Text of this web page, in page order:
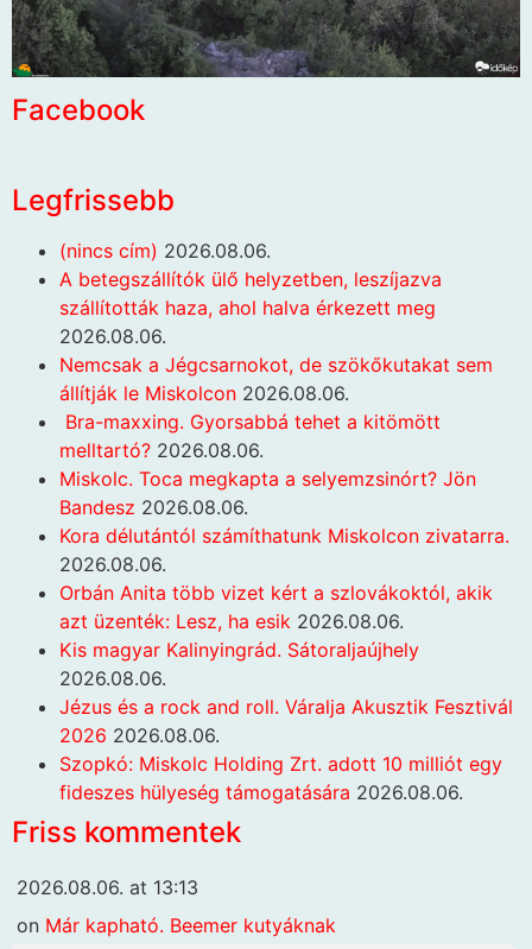
Facebook
Legfrissebb
(nincs cím) 2026.08.06.
A betegszállítók ülő helyzetben, leszíjazva
szállították haza, ahol halva érkezett meg
2026.08.06.
Nemcsak a Jégcsarnokot, de szökőkutakat sem
állítják le Miskolcon 2026.08.06.
Bra-maxxing. Gyorsabbá tehet a kitömött
melltartó? 2026.08.06.
Miskolc. Toca megkapta a selyemzsinórt? Jön
Bandesz 2026.08.06.
Kora délutántól számíthatunk Miskolcon zivatarra.
2026.08.06.
Orbán Anita több vizet kért a szlovákoktól, akik
azt üzenték: Lesz, ha esik 2026.08.06.
Kis magyar Kalinyingrád. Sátoraljaújhely
2026.08.06.
Jézus és a rock and roll. Váralja Akusztik Fesztivál
2026 2026.08.06.
Szopkó: Miskolc Holding Zrt. adott 10 milliót egy
fideszes hülyeség támogatására 2026.08.06.
Friss kommentek
2026.08.06. at 13:13
on Már kapható. Beemer kutyáknak